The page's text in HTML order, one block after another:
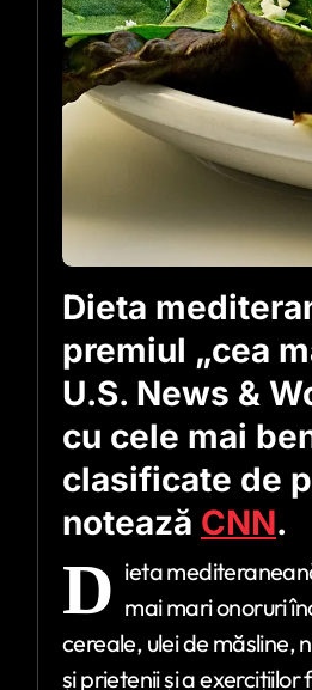
Dieta
premiul „cea
U.S. News &
cu cele mai
clasificate de
notează CNN.
D ieta
mai mari onoruri
cereale, ulei de măsline,
și prietenii și a exercițiilor